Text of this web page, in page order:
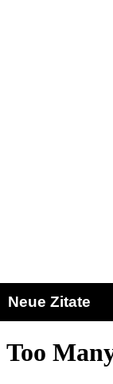
Neue Zitate